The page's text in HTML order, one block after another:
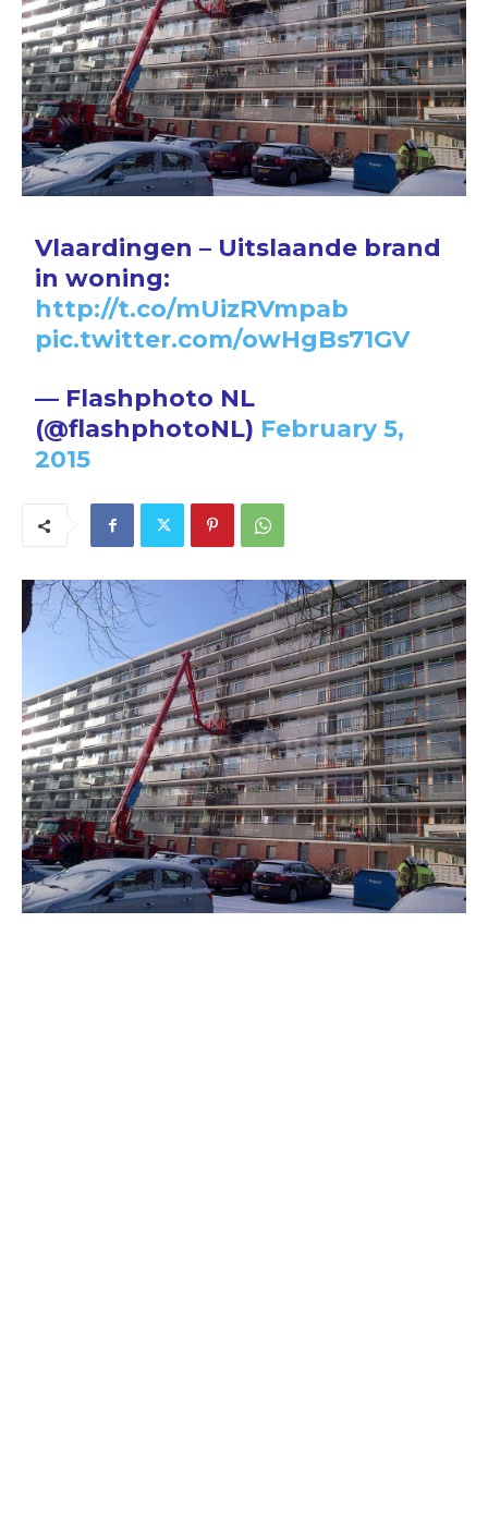
Vlaardingen – Uitslaande brand
in woning:
http://t.co/mUizRVmpab
pic.twitter.com/owHgBs71GV
— Flashphoto NL
(@flashphotoNL) February 5,
2015